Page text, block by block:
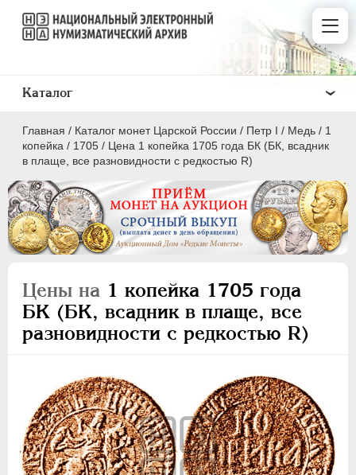
Главная / Каталог монет Царской России / Пeтр I / Медь / 1
копейка / 1705 / Цена 1 копейка 1705 года БК (БК, всадник
в плаще, все разновидности с редкостью R)
Цены на 1 копейка 1705 года
БК (БК, всадник в плаще, все
разновидности с редкостью R)
Каталог
ПEТР I 1699 - 1725
Серебро
Медь
5 копеек
Полушка
Полполушки
Пробные